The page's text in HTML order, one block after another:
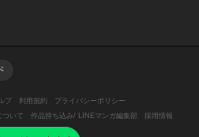
プ 利用規約
プライバシーポリシー
ついて 作品持ち込み/ LINEマンガ編集部
採用情報